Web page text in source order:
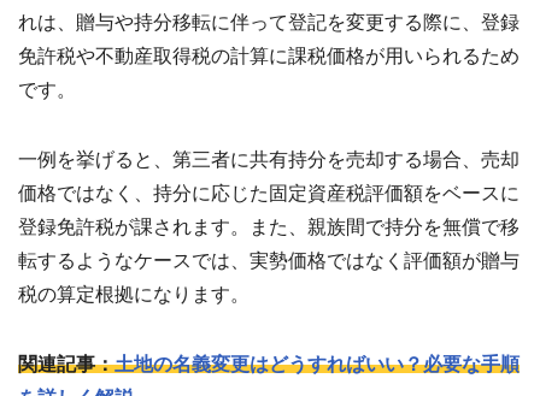
れは、贈与や持分移転に伴って登記を変更する際に、登録
免許税や不動産取得税の計算に課税価格が用いられるため
です。
一例を挙げると、第三者に共有持分を売却する場合、売却
価格ではなく、持分に応じた固定資産税評価額をベースに
登録免許税が課されます。また、親族間で持分を無償で移
転するようなケースでは、実勢価格ではなく評価額が贈与
税の算定根拠になります。
関連記事：土地の名義変更はどうすればいい？必要な手順